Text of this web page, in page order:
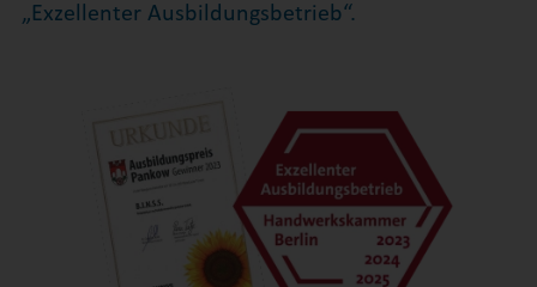
„Exzellenter Ausbildungsbetrieb“.